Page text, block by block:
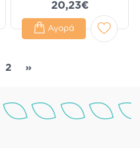
20,23€
Αγορά
2 »